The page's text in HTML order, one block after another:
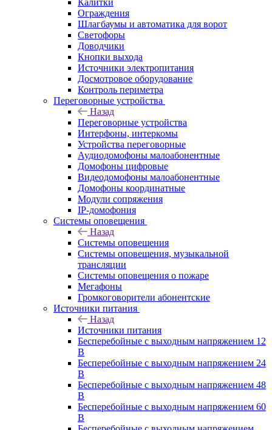
Калитки
Ограждения
Шлагбаумы и автоматика для ворот
Светофоры
Доводчики
Кнопки выхода
Источники электропитания
Досмотровое оборудование
Контроль периметра
Переговорные устройства
Назад
Переговорные устройства
Интерфоны, интеркомы
Устройства переговорные
Аудиодомофоны малоабонентные
Домофоны цифровые
Видеодомофоны малоабонентные
Домофоны координатные
Модули сопряжения
IP-домофония
Системы оповещения
Назад
Системы оповещения
Системы оповещения, музыкальной
трансляции
Системы оповещения о пожаре
Мегафоны
Громкоговорители абонентские
Источники питания
Назад
Источники питания
Бесперебойные с выходным напряжением 12
В
Бесперебойные с выходным напряжением 24
В
Бесперебойные с выходным напряжением 48
В
Бесперебойные с выходным напряжением 60
В